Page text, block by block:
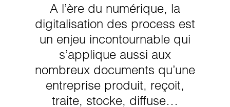
A l’ère du numérique, la
digitalisation des process est
un enjeu incontournable qui
s’applique aussi aux
nombreux documents qu’une
entreprise produit, reçoit,
traite, stocke, diffuse…